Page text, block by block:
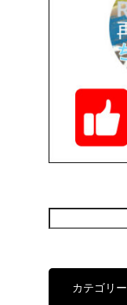
カテゴリー